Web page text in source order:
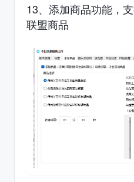
13、添加商品功能，
联盟商品